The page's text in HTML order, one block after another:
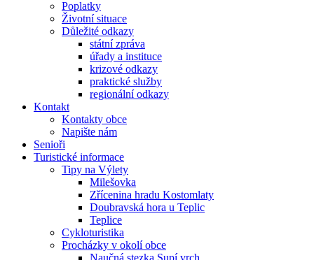
Poplatky
Životní situace
Důležité odkazy
státní zpráva
úřady a instituce
krizové odkazy
praktické služby
regionální odkazy
Kontakt
Kontakty obce
Napište nám
Senioři
Turistické informace
Tipy na Výlety
Milešovka
Zřícenina hradu Kostomlaty
Doubravská hora u Teplic
Teplice
Cykloturistika
Procházky v okolí obce
Naučná stezka Supí vrch